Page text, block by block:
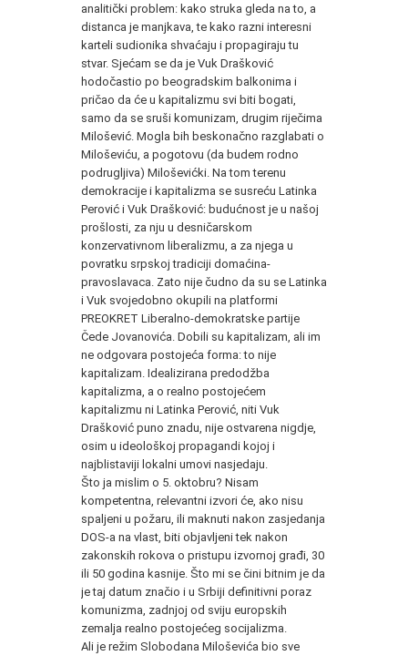
analitički problem: kako struka gleda na to, a
distanca je manjkava, te kako razni interesni
karteli sudionika shvaćaju i propagiraju tu
stvar. Sjećam se da je Vuk Drašković
hodočastio po beogradskim balkonima i
pričao da će u kapitalizmu svi biti bogati,
samo da se sruši komunizam, drugim riječima
Milošević. Mogla bih beskonačno razglabati o
Miloševiću, a pogotovu (da budem rodno
podrugljiva) Miloševićki. Na tom terenu
demokracije i kapitalizma se susreću Latinka
Perović i Vuk Drašković: budućnost je u našoj
prošlosti, za nju u desničarskom
konzervativnom liberalizmu, a za njega u
povratku srpskoj tradiciji domaćina-
pravoslavaca. Zato nije čudno da su se Latinka
i Vuk svojedobno okupili na platformi
PREOKRET Liberalno-demokratske partije
Čede Jovanovića. Dobili su kapitalizam, ali im
ne odgovara postojeća forma: to nije
kapitalizam. Idealizirana predodžba
kapitalizma, a o realno postojećem
kapitalizmu ni Latinka Perović, niti Vuk
Drašković puno znadu, nije ostvarena nigdje,
osim u ideološkoj propagandi kojoj i
najblistaviji lokalni umovi nasjedaju.
Što ja mislim o 5. oktobru? Nisam
kompetentna, relevantni izvori će, ako nisu
spaljeni u požaru, ili maknuti nakon zasjedanja
DOS-a na vlast, biti objavljeni tek nakon
zakonskih rokova o pristupu izvornoj građi, 30
ili 50 godina kasnije. Što mi se čini bitnim je da
je taj datum značio i u Srbiji definitivni poraz
komunizma, zadnjoj od sviju europskih
zemalja realno postojećeg socijalizma.
Ali je režim Slobodana Miloševića bio sve